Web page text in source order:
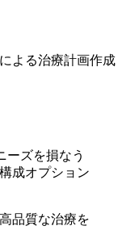
よる治療計画作成
ーズを損なう
成オプション
品質な治療を